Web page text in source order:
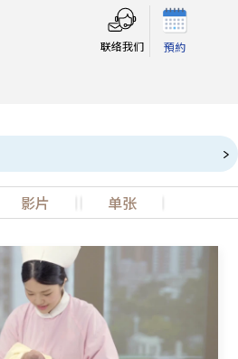
联络我们 預約
影片 单张